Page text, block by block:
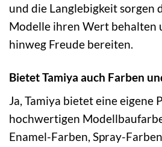
und die Langlebigkeit sorgen
Modelle ihren Wert behalten
hinweg Freude bereiten.
Bietet Tamiya auch Farben
Ja, Tamiya bietet eine eigene
hochwertigen
Enamel-Farben, Spray-